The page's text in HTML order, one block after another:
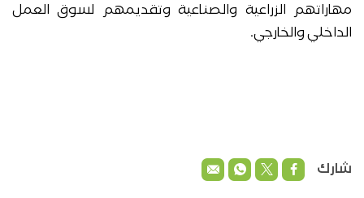
مهاراتهم الزراعية والصناعية وتقديمهم لسوق العمل
الداخلي والخارجي.
شارك